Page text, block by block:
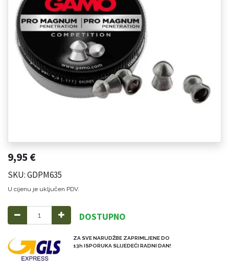
9,95€
SKU: GDPM635
U cijenu je uključen PDV.
DOSTUPNO
ZA SVE NARUDŽBE ZAPRIMLJENE DO
13h ISPORUKA SLIJEDEĆI RADNI DAN!